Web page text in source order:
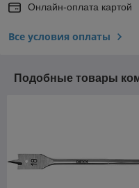
Онлайн-оплата картой
Все условия оплаты
Подобные товары